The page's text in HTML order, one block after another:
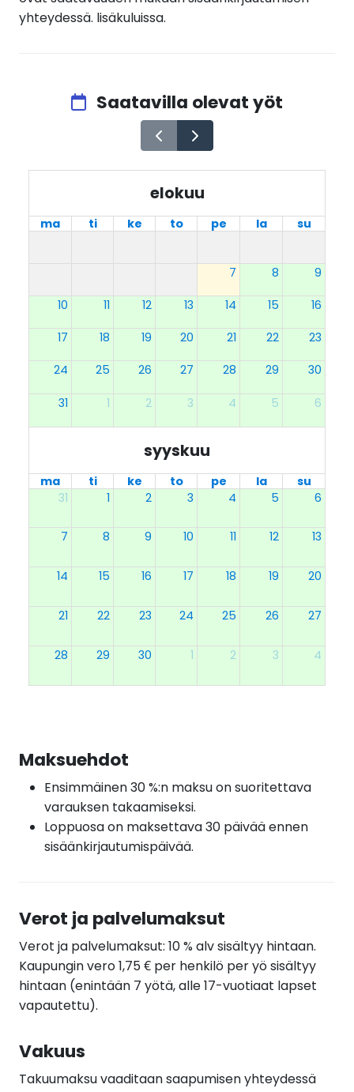
yhteydessä. lisäkuluissa.
Saatavilla olevat yöt
elokuu
ma ti ke to pe la su
7 8 9
10 11 12 13 14 15 16
17 18 19 20 21 22 23
24 25 26 27 28 29 30
31 1 2 3 4 5 6
syyskuu
ma ti ke to pe la
su
31
1 2 3 4 5 6
7 8 9 10 11 12 13
14 15 16 17 18 19 20
21 22 23 24 25 26 27
28 29 30 1 2 3 4
Maksuehdot
Ensimmäinen 30 %:n maksu on suoritettava
varauksen takaamiseksi.
Loppuosa on maksettava 30 päivää ennen
sisäänkirjautumispäivää.
Verot ja palvelumaksut
Verot ja palvelumaksut: 10 % alv sisältyy hintaan.
Kaupungin vero 1,75 € per henkilö per yö sisältyy
hintaan (enintään 7 yötä, alle 17-vuotiaat lapset
vapautettu).
Vakuus
Takuumaksu vaaditaan saapumisen yhteydessä